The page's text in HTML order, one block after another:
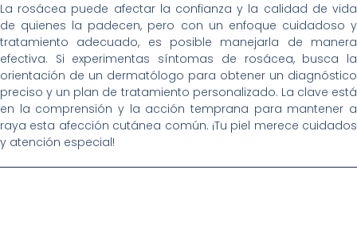
La rosácea puede afectar la confianza y la calidad de vida
de quienes la padecen, pero con un enfoque cuidadoso y
tratamiento adecuado, es posible manejarla de manera
efectiva. Si experimentas síntomas de rosácea, busca la
orientación de un dermatólogo para obtener un diagnóstico
preciso y un plan de tratamiento personalizado. La clave está
en la comprensión y la acción temprana para mantener a
raya esta afección cutánea común. ¡Tu piel merece cuidados
y atención especial!